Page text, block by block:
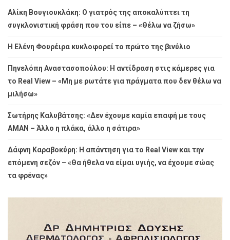
Αλίκη Βουγιουκλάκη: Ο γιατρός της αποκαλύπτει τη
συγκλονιστική φράση που του είπε – «Θέλω να ζήσω»
Η Ελένη Φουρέιρα κυκλοφορεί το πρώτο της βινύλιο
Πηνελόπη Αναστασοπούλου: Η αντίδραση στις κάμερες για
το Real View – «Μη με ρωτάτε για πράγματα που δεν θέλω να
μιλήσω»
Σωτήρης Καλυβάτσης: «Δεν έχουμε καμία επαφή με τους
ΑΜΑΝ – Άλλο η πλάκα, άλλο η σάτιρα»
Δάφνη Καραβοκύρη: Η απάντηση για το Real View και την
επόμενη σεζόν – «Θα ήθελα να είμαι υγιής, να έχουμε σώας
τα φρένας»